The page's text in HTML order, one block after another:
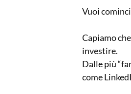
Vuoi
Capiamo
investire.
Dalle più
come